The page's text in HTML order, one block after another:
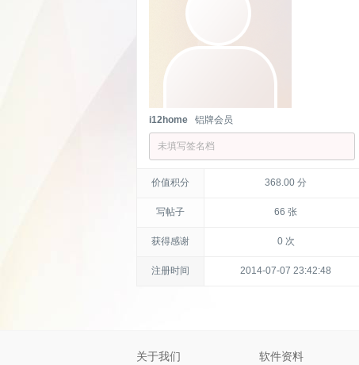
i12home 铝牌会员
未填写签名档
价值积分 368.00 分
写帖子 66 张
获得感谢 0 次
注册时间 2014-07-07 23:42:48
关于我们 软件资料